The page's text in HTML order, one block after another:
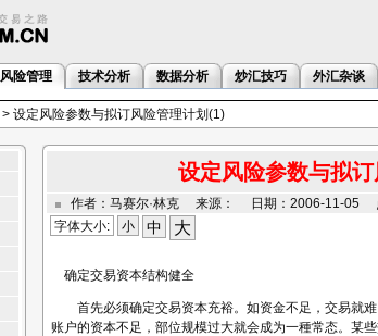
风险管理 技术分析 数据分析 炒汇技巧 外汇杂谈
> 设定风险参数与拟订风险管理计划(1)
设定风险参数与拟
作者：马赛尔·林克 来源： 日期：2006-11-05
字体大小:
小 中 大
确定交易资本结构健全
首先必须确定交易资本充裕。如资金不足，交易就难
账户的资本不足，部位规模过大就会成为一種常态。某